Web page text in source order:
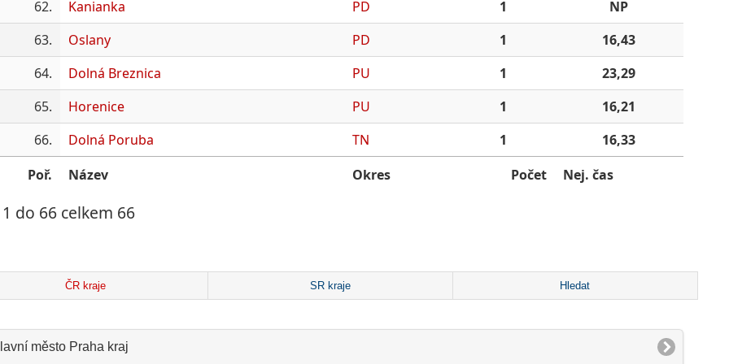
62. Kanianka PD 1
NP
63.
Oslany PD 1
16,43
64.
Dolná Breznica PU 1
23,29
65.
Horenice PU 1
16,21
66.
Dolná Poruba TN 1
16,33
Poř.
Název Okres Počet Nej. čas
do 66 celkem 66
ČR kraje SR kraje Hledat
město Praha kraj